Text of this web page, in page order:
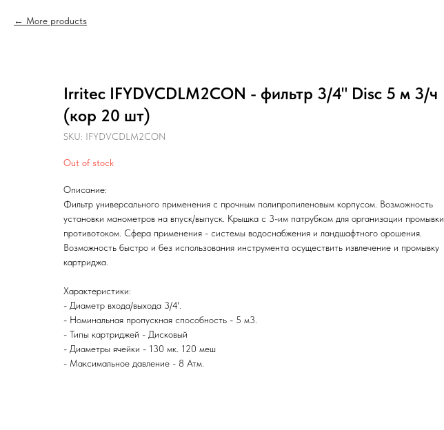
More products
Irritec IFYDVCDLM2CON - фильтр 3/4" Disc 5 м 3/ч
(кор 20 шт)
SKU: IFYDVCDLM2CON
Out of stock
Описание:
Фильтр универсального применения с прочным полипропиленовым корпусом. Возможность
установки манометров на впуск/выпуск. Крышка с 3-им патрубком для организации промывки
противотоком. Сфера применения - системы водоснабжения и ландшафтного орошения.
Возможность быстро и без использования инструмента осуществить извлечение и промывку
картриджа.
Характеристики:
- Диаметр входа/выхода 3/4'.
- Номинальная пропускная способность - 5 м3.
- Типы картриджей - Дисковый
- Диаметры ячейки - 130 мк. 120 меш
- Максимальное давление - 8 Атм.